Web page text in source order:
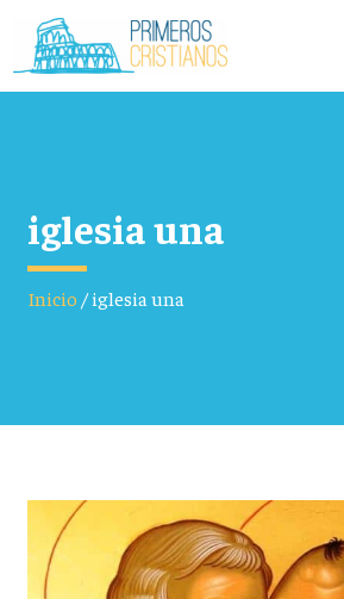
iglesia una
Inicio/iglesia una